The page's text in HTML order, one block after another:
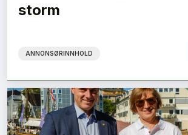
storm
ANNONSØRINNHOLD